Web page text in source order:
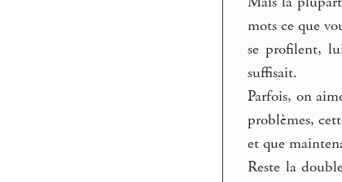
mots ce que
se profilent,
suffisait.
Parfois, on
problèmes,
et que
Reste la